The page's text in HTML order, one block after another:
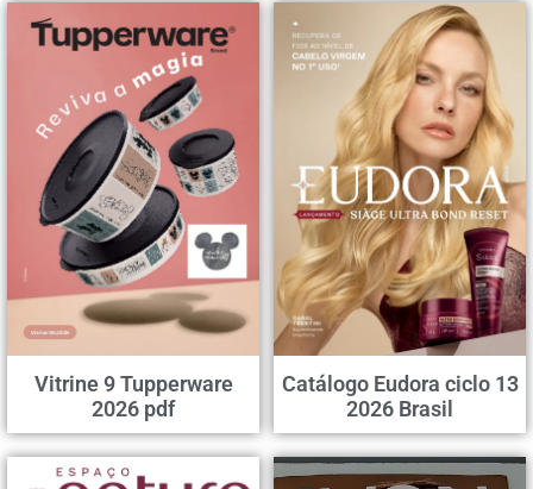
Vitrine 9 Tupperware
2026 pdf
Catálogo Eudora ciclo 13
2026 Brasil